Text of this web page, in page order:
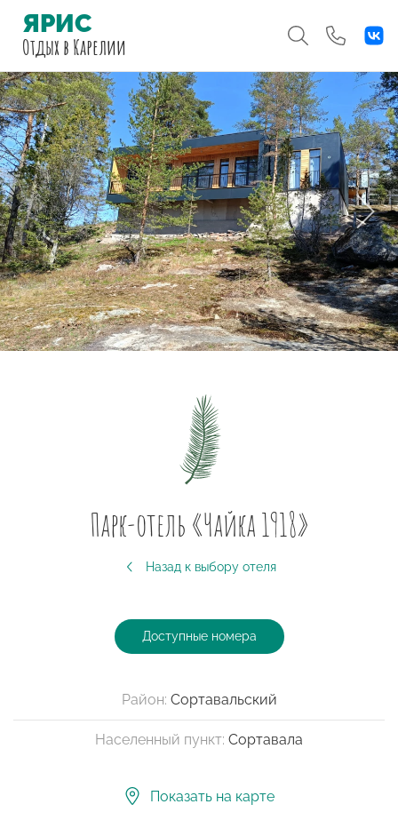
ЯРИС
Отдыхв Карелии
Парк-отель «Чайка 1918»
Назад к выбору отеля
Доступные номера
Район: Сортавальский
Населенный пункт: Сортавала
Показать на карте